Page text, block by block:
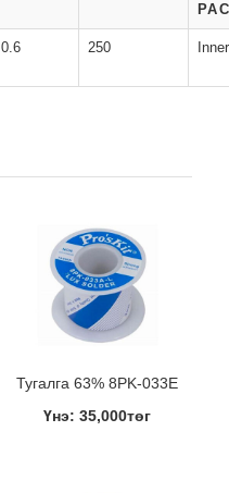
0.6 250
Тугалга 63% 8PK-033E
Үнэ: 35,000төг